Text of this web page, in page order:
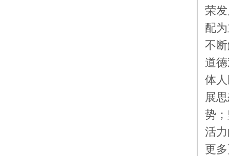
荣
配
不
道
体
展
势
活
更